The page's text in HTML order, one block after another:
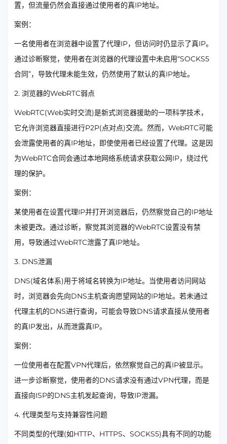
置，但流量仍然会直接通过使用者的真IP地址。
案例：
一名使用者在浏览器中设置了代理IP，但访问时仍显示了真IP。
通过诊断察觉，使用者在浏览器的代理设置中未启用“SOCKS5
合同”，导致代理未能生效，仍然使用了默认的真IP地址。
2. 浏览器的WebRTC弱点
WebRTC(Web实时交流)是新式浏览器援助的一项科学技术，
它允许浏览器直接进行P2P(点对点)交流。然而，WebRTC可能
会泄露使用者的真IP地址，即使使用者已经设置了代理。这是因
为WebRTC合同会通过本地网络系统请求获取公网IP，绕过代
理的保护。
案例：
某使用者在设置代理IP并打开浏览器后，仍然察觉自己的IP地址
未被更改。通过诊断，察觉其浏览器的WebRTC设置没有禁
用，导致通过WebRTC泄露了真IP地址。
3. DNS泄漏
DNS(域名体系)用于将域名转换为IP地址。当使用者访问网站
时，浏览器会先向DNS主机查询愿望网站的IP地址。若未通过
代理主机的DNS进行查询，可能会导致DNS请求直接从使用者
的真IP发出，从而泄露真IP。
案例：
一位使用者在配置VPN代理后，依然察觉自己的真IP被显示。
进一步诊断察觉，使用者的DNS请求没有通过VPN代理，而是
直接向ISP的DNS主机发起查询，导致IP泄漏。
4. 代理类型与支持兼容性问题
不同类型的代理(如HTTP、HTTPS、SOCKS5)具有不同的功能